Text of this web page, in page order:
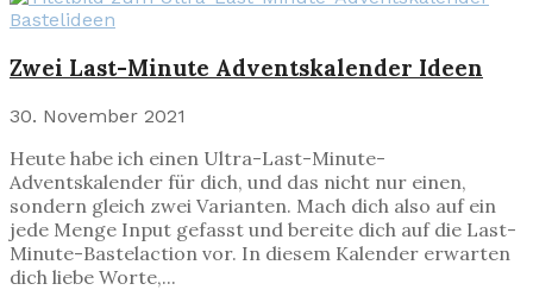
Bastelideen
Zwei Last-Minute Adventskalender Ideen
30. November 2021
Heute habe ich einen Ultra-Last-Minute-
Adventskalender für dich, und das nicht nur einen,
sondern gleich zwei Varianten. Mach dich also auf ein
jede Menge Input gefasst und bereite dich auf die Last-
Minute-Bastelaction vor. In diesem Kalender erwarten
dich liebe Worte,...